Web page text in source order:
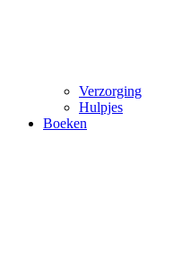
Verzorging
Hulpjes
Boeken